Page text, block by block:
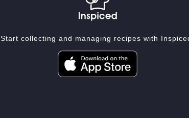
Start collecting and managing recipes with